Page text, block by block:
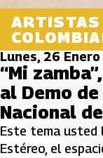
ARTISTAS
Lunes, 26
“Mi
al Demo
Nacional
Este tema usted
Estéreo, el